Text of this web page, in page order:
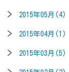
2015年05月(4)
2015年04月(1)
2015年03月(5)